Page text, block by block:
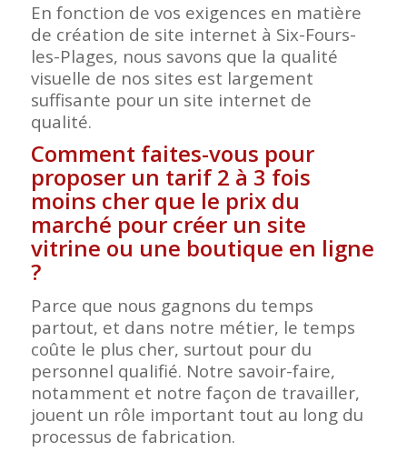
En fonction de vos exigences en matière
de création de site internet à Six-Fours-
les-Plages, nous savons que la qualité
visuelle de nos sites est largement
suffisante pour un site internet de
qualité.
Comment faites-vous pour
proposer un tarif 2 à 3 fois
moins cher que le prix du
marché pour créer un site
vitrine ou une boutique en ligne
?
Parce que nous gagnons du temps
partout, et dans notre métier, le temps
coûte le plus cher, surtout pour du
personnel qualifié. Notre savoir-faire,
notamment et notre façon de travailler,
jouent un rôle important tout au long du
processus de fabrication.